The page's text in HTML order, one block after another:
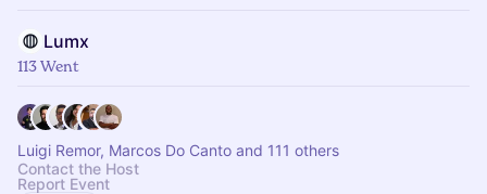
Lumx
113 Went
Luigi Remor, Marcos Do Canto and 111 others
Contact the Host
Report Event